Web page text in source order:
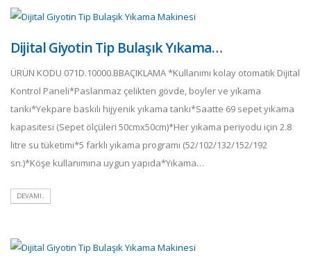
Dijital Giyotin Tip Bulaşık Yıkama…
ÜRÜN KODU 071D.10000.BBAÇIKLAMA *Kullanımı kolay otomatik Dijital
Kontrol Paneli*Paslanmaz çelikten gövde, boyler ve yıkama
tankı*Yekpare baskılı hijyenik yıkama tankı*Saatte 69 sepet yıkama
kapasitesi (Sepet ölçüleri 50cmx50cm)*Her yıkama periyodu için 2.8
litre su tüketimi*5 farklı yıkama programı (52/102/132/152/192
sn.)*Köşe kullanımına uygun yapıda*Yıkama…
DEVAMI..